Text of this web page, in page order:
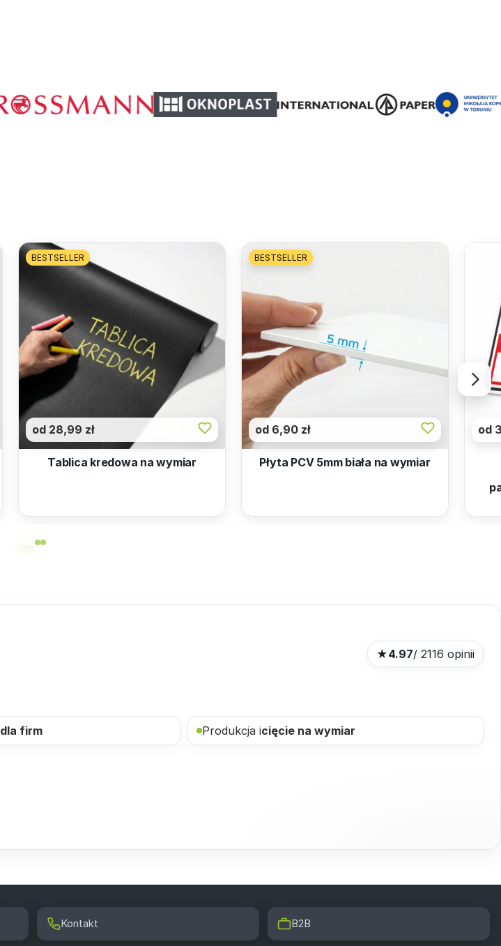
BESTSELLER
od 28,99 zł
Tablica kredowa na wymiar
BESTSELLER
od 6,90 zł
Płyta PCV 5mm biała na wymiar
od
★4.97/ 2116 opinii
dla firm Produkcja icięcie na wymiar
Kontakt B2B